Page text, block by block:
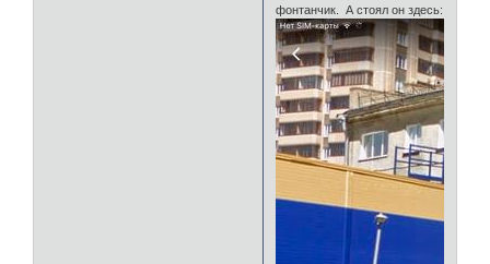
фонтанчик. А стоял он здесь: